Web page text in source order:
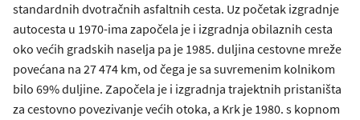
standardnih dvotračnih asfaltnih cesta. Uz početak izgradnje
autocesta u 1970-ima započela je i izgradnja obilaznih cesta
oko većih gradskih naselja pa je 1985. duljina cestovne mreže
povećana na 27 474 km, od čega je sa suvremenim kolnikom
bilo 69% duljine. Započela je i izgradnja trajektnih pristaništa
za cestovno povezivanje većih otoka, a Krk je 1980. s kopnom